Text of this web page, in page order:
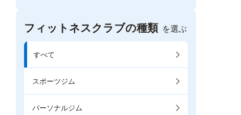
フィットネスクラブの種類 を選ぶ
すべて
スポーツジム
パーソナルジム